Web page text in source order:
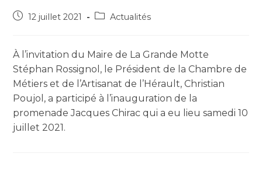
12 juillet 2021 Actualités
À l’invitation du Maire de La Grande Motte
Stéphan Rossignol, le Président de la Chambre de
Métiers et de l’Artisanat de l’Hérault, Christian
Poujol, a participé à l’inauguration de la
promenade Jacques Chirac qui a eu lieu samedi 10
juillet 2021.